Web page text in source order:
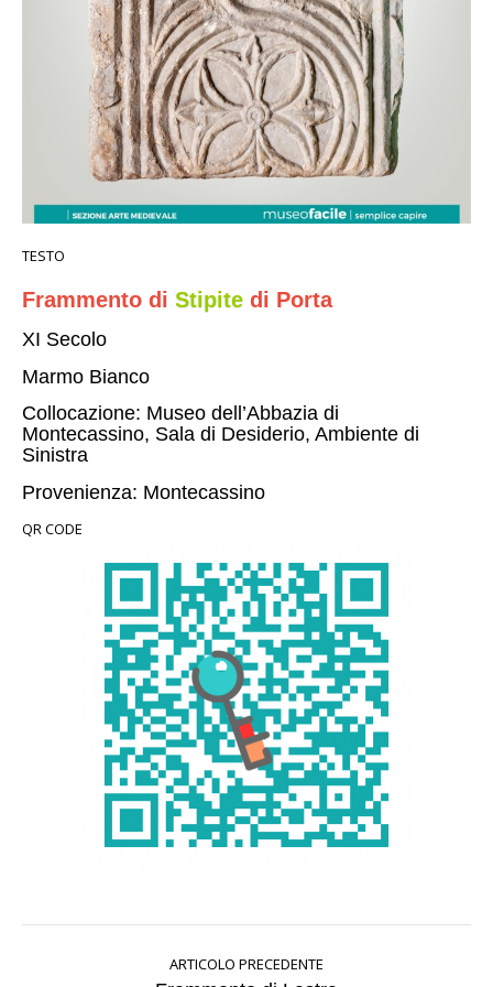
TESTO
Frammento di Stipite di Porta
XI Secolo
Marmo Bianco
Collocazione: Museo dell’Abbazia di
Montecassino, Sala di Desiderio, Ambiente di
Sinistra
Provenienza: Montecassino
QR CODE
ARTICOLO PRECEDENTE